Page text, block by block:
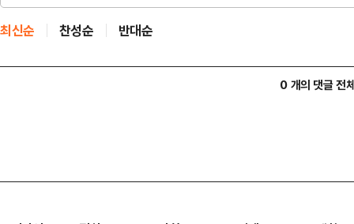
최신순 찬성순 반대순
0 개의 댓글 전